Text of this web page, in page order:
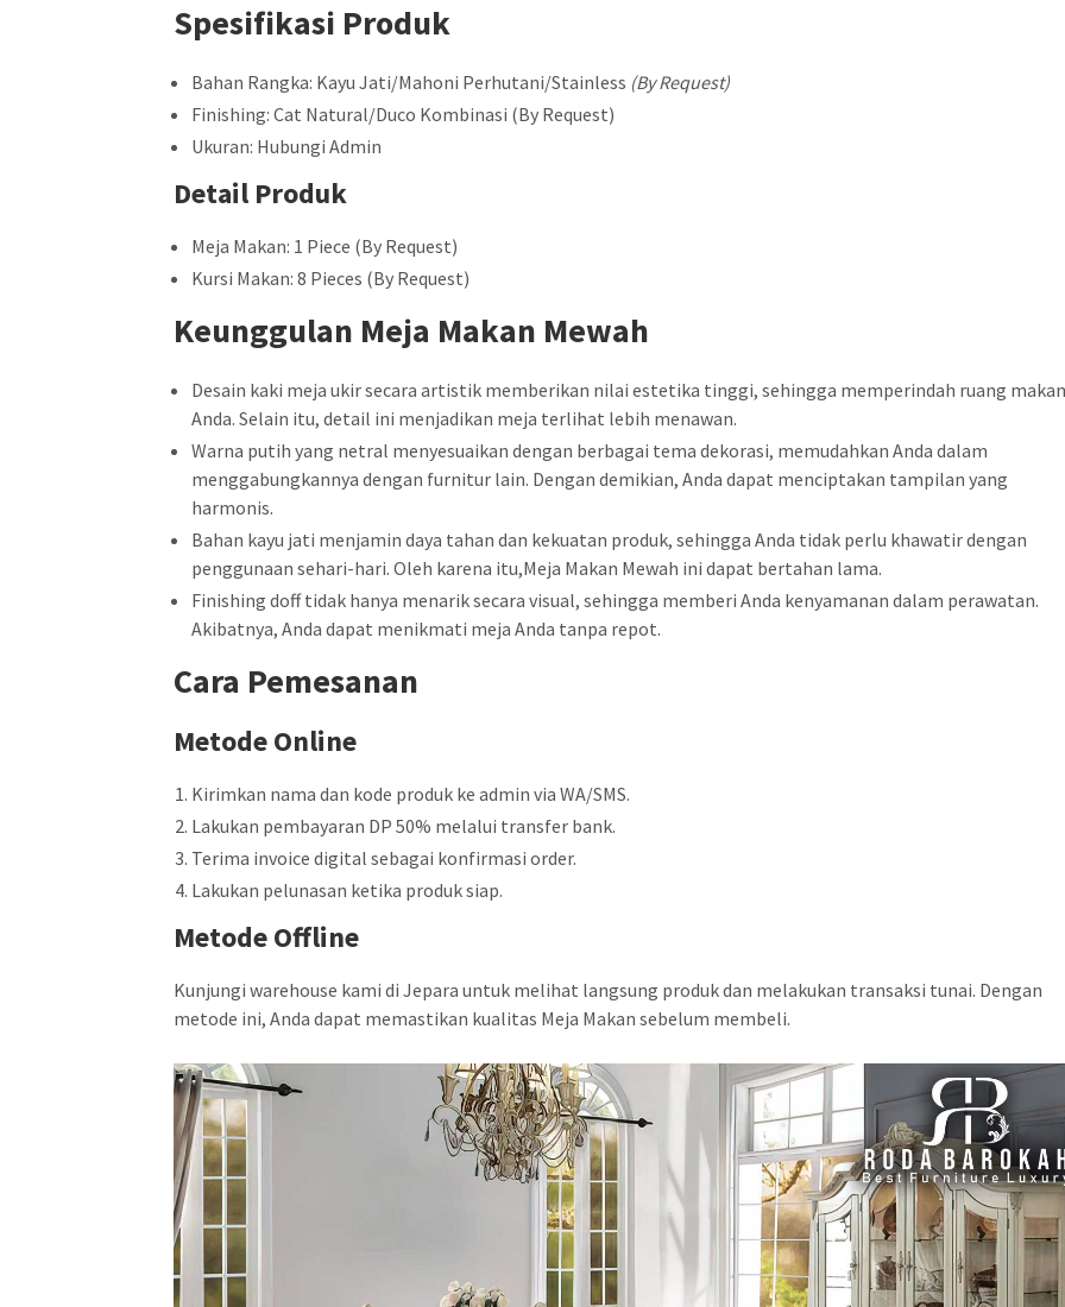
Spesifikasi Produk
Bahan Rangka: Kayu Jati/Mahoni Perhutani/Stainless (By Request)
Finishing: Cat Natural/Duco Kombinasi (By Request)
Ukuran: Hubungi Admin
Detail Produk
Meja Makan: 1 Piece (By Request)
Kursi Makan: 8 Pieces (By Request)
Keunggulan Meja Makan Mewah
Desain kaki meja ukir secara artistik memberikan nilai estetika tinggi, sehingga memperindah ruang
Anda. Selain itu, detail ini menjadikan meja terlihat lebih menawan.
Warna putih yang netral menyesuaikan dengan berbagai tema dekorasi, memudahkan Anda dalam
menggabungkannya dengan furnitur lain. Dengan demikian, Anda dapat menciptakan tampilan yang
harmonis.
Bahan kayu jati menjamin daya tahan dan kekuatan produk, sehingga Anda tidak perlu khawatir dengan
penggunaan sehari-hari. Oleh karena itu,Meja Makan Mewah ini dapat bertahan lama.
Finishing doff tidak hanya menarik secara visual, sehingga memberi Anda kenyamanan dalam perawatan.
Akibatnya, Anda dapat menikmati meja Anda tanpa repot.
Cara Pemesanan
Metode Online
Kirimkan nama dan kode produk ke admin via WA/SMS.
Lakukan pembayaran DP 50% melalui transfer bank.
Terima invoice digital sebagai konfirmasi order.
Lakukan pelunasan ketika produk siap.
Metode Offline
Kunjungi warehouse kami di Jepara untuk melihat langsung produk dan melakukan transaksi tunai. Dengan
metode ini, Anda dapat memastikan kualitas Meja Makan sebelum membeli.